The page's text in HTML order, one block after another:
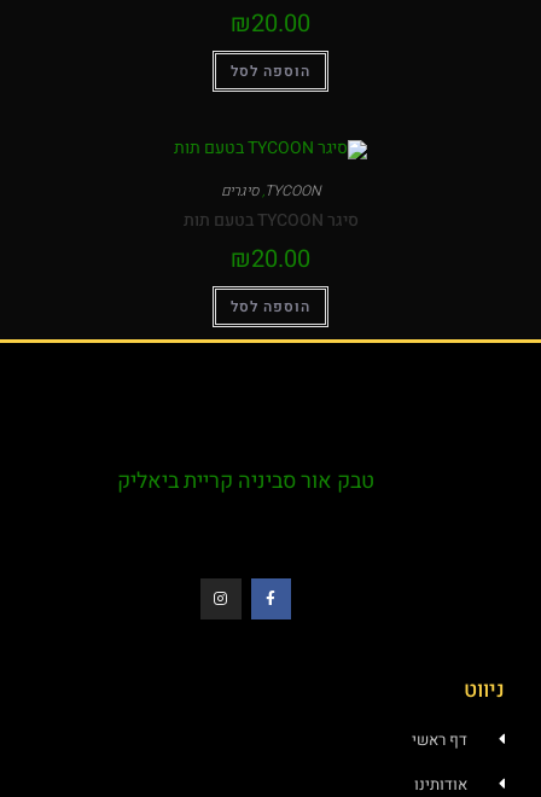
₪20.00
הוספה לסל
TYCOON
,סיגרים
סיגר TYCOON בטעם תות
₪20.00
הוספה לסל
טבק אור סביניה קריית ביאליק
ניווט
דף ראשי
אודותינו